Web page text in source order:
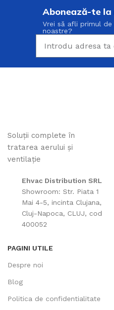
Abonează-te
Vrei să afli primul
noastre?
Soluții complete în
tratarea aerului și
ventilație
Ehvac Distribution SRL
Showroom: Str. Piata 1
Mai 4-5, incinta Clujana,
Cluj-Napoca, CLUJ, cod
400052
PAGINI UTILE
Despre noi
Blog
Politica de confidentialitate